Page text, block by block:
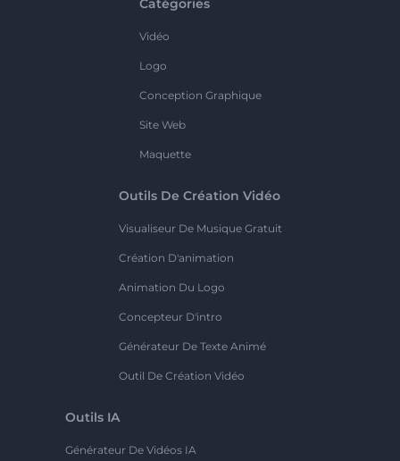
Catégories
Vidéo
Logo
Conception Graphique
Site Web
Maquette
Outils De Création Vidéo
Visualiseur De Musique Gratuit
Création D'animation
Animation Du Logo
Concepteur D'intro
Générateur De Texte Animé
Outil De Création Vidéo
Outils IA
Générateur De Vidéos IA